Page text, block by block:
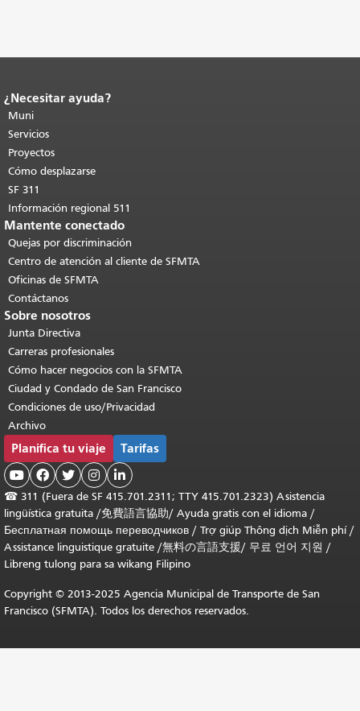
Fin del contenido de la página.
de esta página se repite en todas las
páginas.Volver al principio del
contenido principal
¿Necesitar ayuda?
Muni
Servicios
Proyectos
Cómo desplazarse
SF 311
Información regional 511
Mantente conectado
Quejas por discriminación
Centro de atención al cliente de SFMTA
Oficinas de SFMTA
Contáctanos
Sobre nosotros
Junta Directiva
Carreras profesionales
Cómo hacer negocios con la SFMTA
Ciudad y Condado de San Francisco
Condiciones de uso/Privacidad
Archivo
Planifica tu viaje Tarifas
    
☎ 311 (Fuera de SF 415.701.2311; TTY 415.701.2323) Asistencia
lingüística gratuita /免費語言協助/ Ayuda gratis con el idioma /
Бесплатная помощь переводчиков / Trợ giúp Thông dịch Miễn phí/
Assistance linguistique gratuite /無料の言語支援/ 무료 언어 지원 /
Libreng tulong para sa wikang Filipino
Copyright © 2013-2025 Agencia Municipal de Transporte de San
Francisco (SFMTA). Todos los derechos reservados.